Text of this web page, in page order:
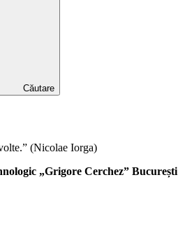
Căutare
(Nicolae Iorga)
„Grigore Cerchez” București